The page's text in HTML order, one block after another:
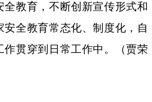
全教育，不断创新宣传形式和
安全教育常态化、制度化，自
作贯穿到日常工作中。（贾荣